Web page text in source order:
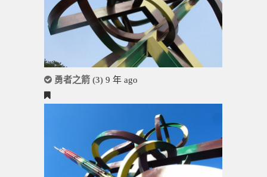
勇者之箭 (3) 9 年 ago